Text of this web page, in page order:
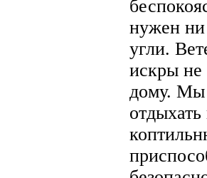
нужен ни
угли.
искры не
дому. Мы